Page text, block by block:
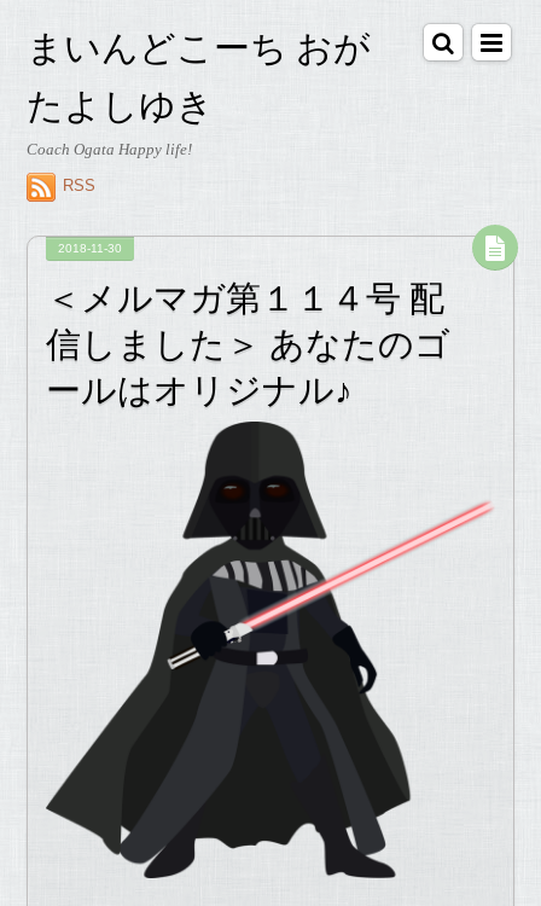
まいんどこーち おが
たよしゆき
Coach Ogata Happy life!
RSS
2018-11-30
＜メルマガ第１１４号 配
信しました＞ あなたのゴ
ールはオリジナル♪